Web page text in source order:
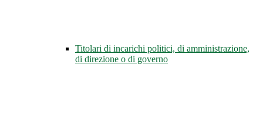
Titolari di incarichi politici, di amministrazione,
di direzione o di governo